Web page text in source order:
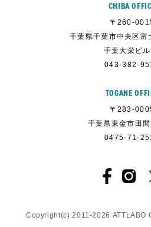
CHIBA
〒260-
千葉県千葉市中央区
千葉大栄ビ
043-382-
TOGANE
〒283-
千葉県東金市田
0475-71-
Copyright(c) 2011-2026 ATTLABO